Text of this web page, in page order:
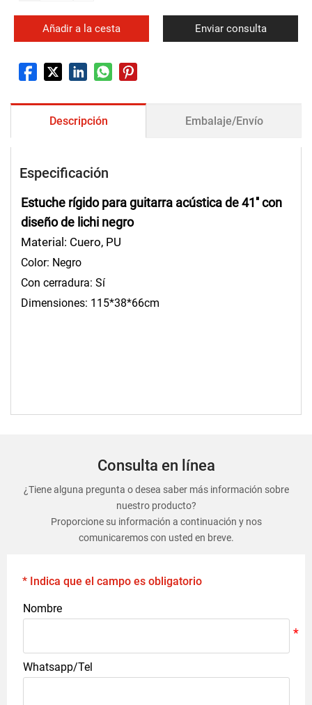
Añadir a la cesta Enviar consulta
Descripción Embalaje/Envío
Especificación
Estuche rígido para guitarra acústica de 41'' con
diseño de lichi negro
Material: Cuero, PU
Color: Negro
Con cerradura: Sí
Dimensiones: 115*38*66cm
Consulta en línea
¿Tiene alguna pregunta o desea saber más información sobre
nuestro producto?
Proporcione su información a continuación y nos
comunicaremos con usted en breve.
* Indica que el campo es obligatorio
Nombre
Whatsapp/Tel